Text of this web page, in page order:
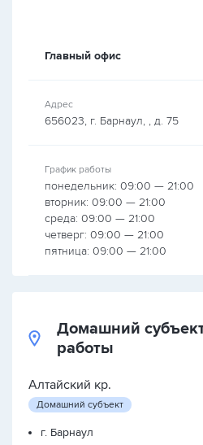
Главный офис
Адрес
656023, г. Барнаул, , д. 75
График работы
понедельник: 09:00 — 21:00
вторник: 09:00 — 21:00
среда: 09:00 — 21:00
четверг: 09:00 — 21:00
пятница: 09:00 — 21:00
Домашний
работы
Алтайский кр.
Домашний субъект
г. Барнаул